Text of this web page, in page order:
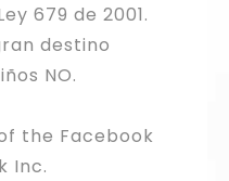
679 de 2001.
destino
NO.
the Facebook
Inc.